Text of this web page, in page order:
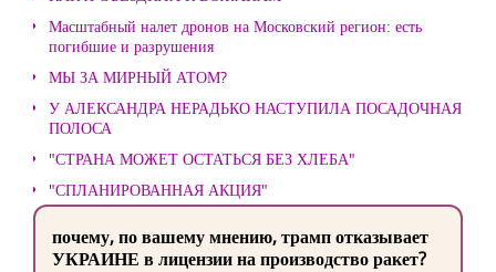
Масштабный налет дронов на Московский регион: есть
погибшие и разрушения
МЫ ЗА МИРНЫЙ АТОМ?
У АЛЕКСАНДРА НЕРАДЬКО НАСТУПИЛА ПОСАДОЧНАЯ
ПОЛОСА
"СТРАНА МОЖЕТ ОСТАТЬСЯ БЕЗ ХЛЕБА"
"СПЛАНИРОВАННАЯ АКЦИЯ"
почему, по вашему мнению, трамп отказывает
УКРАИНЕ в лицензии на производство ракет?